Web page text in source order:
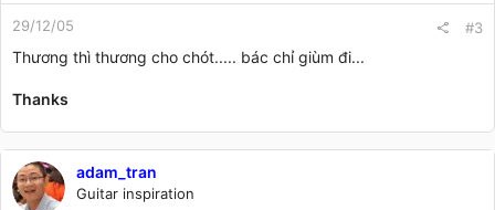
29/12/05 #3
Thương thì thương cho chót..... bác chỉ giùm đi...
Thanks
adam_tran
Guitar inspiration